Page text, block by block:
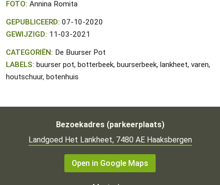
FOTO: Annina Romita
GEPUBLICEERD: 07-10-2020
GEWIJZIGD: 11-03-2021
CATEGORIËN: De Buurser Pot
LABELS: buurser pot, botterbeek, buurserbeek, lankheet, varen,
houtschuur, botenhuis
Bezoekadres (parkeerplaats)
Landgoed Het Lankheet, 7480 AE Haaksbergen
Open in Google Maps